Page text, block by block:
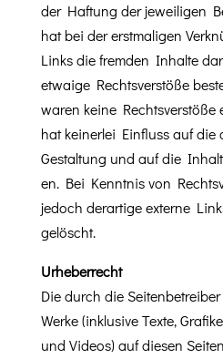
der Haf­tung der jew­eili­gen
hat bei der erst­ma­li­gen
Links die frem­den Inhalte
etwaige Rechtsver­stöße
waren keine Rechtsver­stöße
hat kein­er­lei Ein­fluss auf die
Gestal­tung und auf die
en. Bei Ken­nt­nis von
jedoch der­ar­tige externe
gelöscht.
Urhe­ber­recht
Die durch die
Werke (inklu­sive Texte,
und Videos) auf diesen